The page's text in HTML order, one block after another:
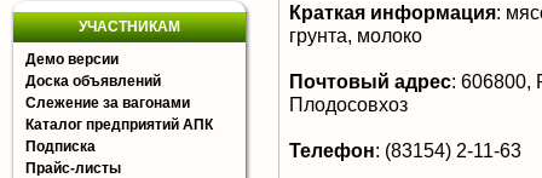
УЧАСТНИКАМ
Демо версии
Доска объявлений
Слежение за вагонами
Каталог предприятий АПК
Подписка
Прайс-листы
Краткая информация:
грунта, молоко
Почтовый адрес: 606800,
Плодосовхоз
Телефон: (83154) 2-11-63